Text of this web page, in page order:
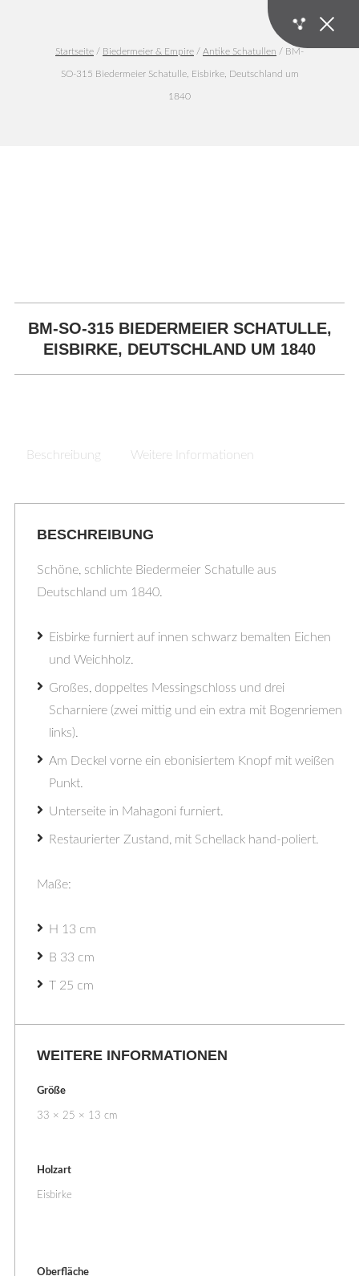
Startseite / Biedermeier & Empire / Antike Schatullen / BM-
SO-315 Biedermeier Schatulle, Eisbirke, Deutschland um
1840
BM-SO-315 BIEDERMEIER SCHATULLE,
EISBIRKE, DEUTSCHLAND UM 1840
Beschreibung Weitere Informationen
BESCHREIBUNG
Schöne, schlichte Biedermeier Schatulle aus
Deutschland um 1840.
Eisbirke furniert auf innen schwarz bemalten Eichen
und Weichholz.
Großes, doppeltes Messingschloss und drei
Scharniere (zwei mittig und ein extra mit Bogenriemen
links).
Am Deckel vorne ein ebonisiertem Knopf mit weißen
Punkt.
Unterseite in Mahagoni furniert.
Restaurierter Zustand, mit Schellack hand-poliert.
Maße:
H 13 cm
B 33 cm
T 25 cm
WEITERE INFORMATIONEN
Größe
33 × 25 × 13 cm
Holzart
Eisbirke
Oberfläche